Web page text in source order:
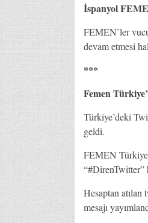
İspanyol
FEMEN’ler
devam etmesi
***
Femen
Türkiye’deki
geldi.
FEMEN
“#DirenTwitter”
Hesaptan
mesajı